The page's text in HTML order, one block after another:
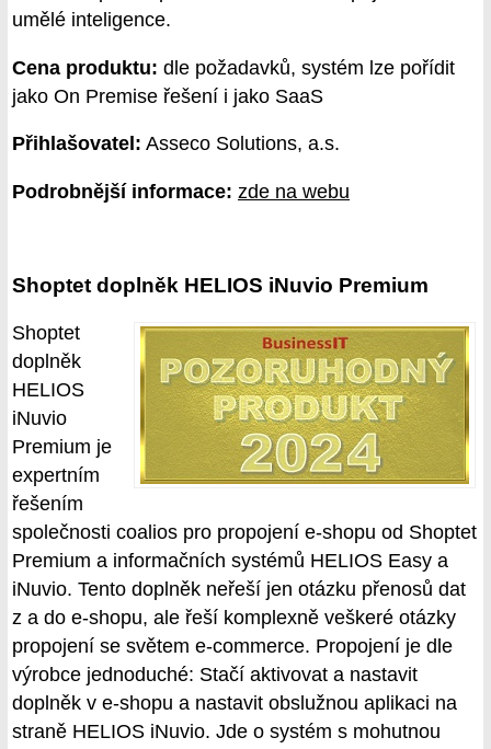
umělé inteligence.
Cena produktu: dle požadavků, systém lze pořídit
jako On Premise řešení i jako SaaS
Přihlašovatel: Asseco Solutions, a.s.
Podrobnější informace: zde na webu
Shoptet doplněk HELIOS iNuvio Premium
Shoptet
doplněk
HELIOS
iNuvio
Premium je
expertním
řešením
společnosti coalios pro propojení e-shopu od Shoptet
Premium a informačních systémů HELIOS Easy a
iNuvio. Tento doplněk neřeší jen otázku přenosů dat
z a do e-shopu, ale řeší komplexně veškeré otázky
propojení se světem e-commerce. Propojení je dle
výrobce jednoduché: Stačí aktivovat a nastavit
doplněk v e-shopu a nastavit obslužnou aplikaci na
straně HELIOS iNuvio. Jde o systém s mohutnou